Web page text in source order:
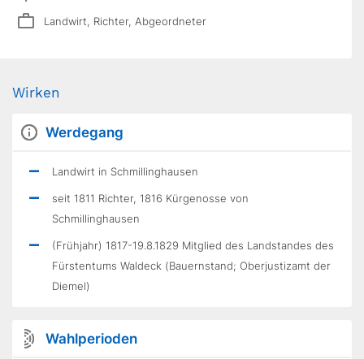
Landwirt, Richter, Abgeordneter
Wirken
Werdegang
Landwirt in Schmillinghausen
seit 1811 Richter, 1816 Kürgenosse von
Schmillinghausen
(Frühjahr) 1817-19.8.1829 Mitglied des Landstandes des
Fürstentums Waldeck (Bauernstand; Oberjustizamt der
Diemel)
Wahlperioden